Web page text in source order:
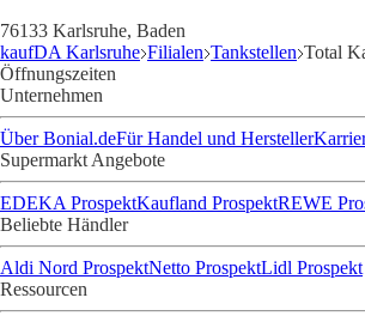
76133 Karlsruhe, Baden
kaufDA Karlsruhe Filialen Tankstellen Total
Öffnungszeiten
Unternehmen
Über Bonial.deFür Handel und Hersteller
Supermarkt Angebote
EDEKA ProspektKaufland ProspektREWE
Beliebte Händler
Aldi Nord ProspektNetto ProspektLidl Prospekt
Ressourcen